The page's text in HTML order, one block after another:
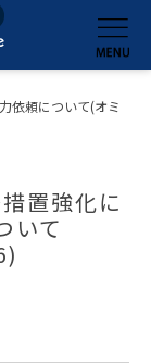
依頼について(オミ
置強化に
いて